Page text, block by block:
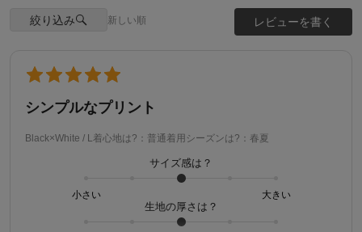
絞り込み 新しい順 レビューを書く
シンプルなプリント
Black×White / L着心地は?：普通着用シーズンは?：春夏
サイズ感は？
小さい 大きい
生地の厚さは？